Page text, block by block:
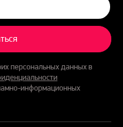
персональных данных в
информационных